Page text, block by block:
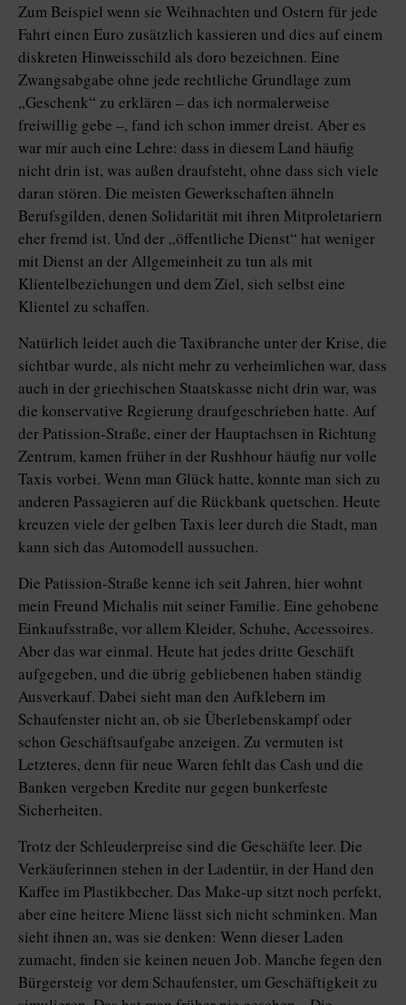
Zum Beispiel wenn sie Weihnachten und Ostern für jede
Fahrt einen Euro zusätzlich kassieren und dies auf einem
diskreten Hinweisschild als doro bezeichnen. Eine
Zwangsabgabe ohne jede rechtliche Grundlage zum
„Geschenk“ zu erklären – das ich normalerweise
freiwillig gebe –, fand ich schon immer dreist. Aber es
war mir auch eine Lehre: dass in diesem Land häufig
nicht drin ist, was außen draufsteht, ohne dass sich viele
daran stören. Die meisten Gewerkschaften ähneln
Berufsgilden, denen Solidarität mit ihren Mitproletariern
eher fremd ist. Und der „öffentliche Dienst“ hat weniger
mit Dienst an der Allgemeinheit zu tun als mit
Klientelbeziehungen und dem Ziel, sich selbst eine
Klientel zu schaffen.
Natürlich leidet auch die Taxibranche unter der Krise, die
sichtbar wurde, als nicht mehr zu verheimlichen war, dass
auch in der griechischen Staatskasse nicht drin war, was
die konservative Regierung draufgeschrieben hatte. Auf
der Patission-Straße, einer der Hauptachsen in Richtung
Zentrum, kamen früher in der Rushhour häufig nur volle
Taxis vorbei. Wenn man Glück hatte, konnte man sich zu
anderen Passagieren auf die Rückbank quetschen. Heute
kreuzen viele der gelben Taxis leer durch die Stadt, man
kann sich das Automodell aussuchen.
Die Patission-Straße kenne ich seit Jahren, hier wohnt
mein Freund Michalis mit seiner Familie. Eine gehobene
Einkaufsstraße, vor allem Kleider, Schuhe, Accessoires.
Aber das war einmal. Heute hat jedes dritte Geschäft
aufgegeben, und die übrig gebliebenen haben ständig
Ausverkauf. Dabei sieht man den Aufklebern im
Schaufenster nicht an, ob sie Überlebenskampf oder
schon Geschäftsaufgabe anzeigen. Zu vermuten ist
Letzteres, denn für neue Waren fehlt das Cash und die
Banken vergeben Kredite nur gegen bunkerfeste
Sicherheiten.
Trotz der Schleuderpreise sind die Geschäfte leer. Die
Verkäuferinnen stehen in der Ladentür, in der Hand den
Kaffee im Plastikbecher. Das Make-up sitzt noch perfekt,
aber eine heitere Miene lässt sich nicht schminken. Man
sieht ihnen an, was sie denken: Wenn dieser Laden
zumacht, finden sie keinen neuen Job. Manche fegen den
Bürgersteig vor dem Schaufenster, um Geschäftigkeit zu